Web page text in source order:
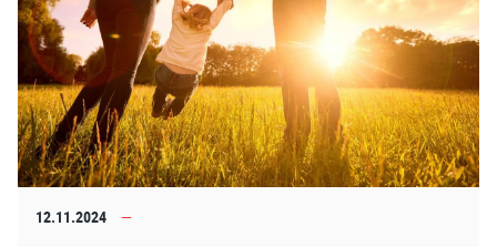
12.11.2024